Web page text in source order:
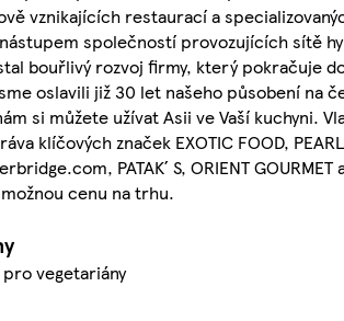
vznikajících restaurací a
společností provozujících sítě
bouřlivý rozvoj firmy, který pokračuje
oslavili již 30 let našeho působení na
si můžete užívat Asii ve Vaší kuchyni.
klíčových značek EXOTIC FOOD, PEARL
PATAK´ S, ORIENT GOURMET a
cenu na trhu.
vegetariány